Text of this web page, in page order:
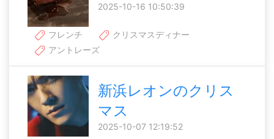
2025-10-16 10:50:39
フレンチ
クリスマスディナー
アントレーズ
新浜レオンのクリス
マス
2025-10-07 12:19:52